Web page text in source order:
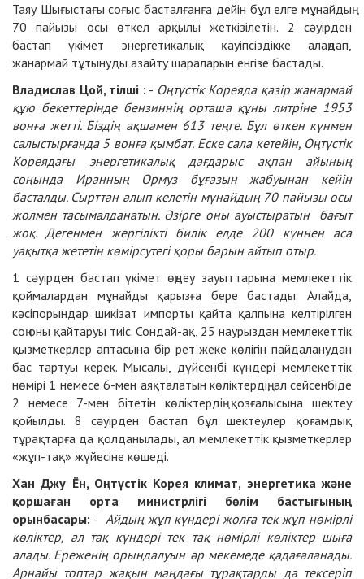
Таяу Шығыстағы соғыс басталғанға дейін бұл елге мұнайдың
70 пайызы осы өткел арқылы жеткізілетін. 2 сәуірден
бастап үкімет энергетикалық қауіпсіздікке алаңдап,
жанармай тұтынуды азайту шараларын енгізе бастады.
Владислав Цой, тілші : - Оңтүстік Кореяда қазір жанармай
құю бекеттерінде бензиннің орташа құны литріне 1953
вонға жетті. Біздің ақшамен 613 теңге. Бұл өткен күнмен
салыстырғанда 5 вонға қымбат. Еске сала кетейін, Оңтүстік
Кореядағы энергетикалық дағдарыс ақпан айының
соңында Иранның Ормуз бұғазын жабуынан кейін
басталды. Сырттан алып келетін мұнайдың 70 пайызы осы
жолмен тасымалданатын. Әзірге оны ауыстыратын бағыт
жоқ. Дегенмен жергілікті билік елде 200 күннен аса
уақытқа жететін көмірсутегі қоры барын айтып отыр.
1 сәуірден бастап үкімет өңдеу зауыттарына мемлекеттік
қоймалардан мұнайды қарызға бере бастады. Алайда,
кәсіпорындар шикізат импорты қайта қалпына келтірілген
соң оны қайтаруы тиіс. Сондай-ақ, 25 наурыздан мемлекеттік
қызметкерлер аптасына бір рет жеке көлігін пайдаланудан
бас тартуы керек. Мысалы, дүйсенбі күндері мемлекеттік
нөмірі 1 немесе 6-мен аяқталатын көліктердің, ал сейсенбіде
2 немесе 7-мен бітетін көліктердің қозғалысына шектеу
қойылды. 8 сәуірден бастап бұл шектеулер қоғамдық
тұрақтарға да қолданылады, ал мемлекеттік қызметкерлер
«жұп-тақ» жүйесіне көшеді.
Хан Джу Ён, Оңтүстік Корея климат, энергетика және
қоршаған орта министрлігі бөлім бастығының
орынбасары: - Айдың жұп күндері жолға тек жұп нөмірлі
көліктер, ал тақ күндері тек тақ нөмірлі көліктер шыға
алады. Ереженің орындалуын әр мекемеде қадағаланады.
Арнайы топтар жақын маңдағы тұрақтарды да тексеріп